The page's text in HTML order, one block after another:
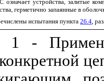
С означает устройства, залитые
герметично запаянные в
испытания пункта26.4 ,
1 -